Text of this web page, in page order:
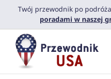
PrzejdźTwój przewodnik po
poradami w naszej